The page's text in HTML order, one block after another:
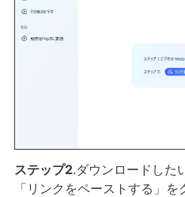
ステップ2.ダウンロードした
「リンクをペーストする」を